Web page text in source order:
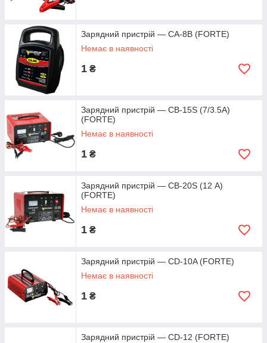
Зарядний пристрій — CA-8B (FORTE)
Немає в наявності
1 ₴
Зарядний пристрій — CB-15S (7/3.5А)
(FORTE)
Немає в наявності
1 ₴
Зарядний пристрій — CB-20S (12 А)
(FORTE)
Немає в наявності
1 ₴
Зарядний пристрій — CD-10A (FORTE)
Немає в наявності
1 ₴
Зарядний пристрій — CD-12 (FORTE)